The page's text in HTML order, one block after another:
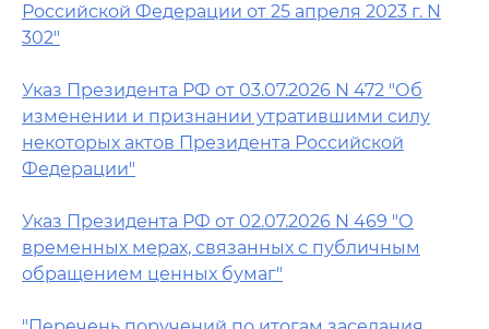
Российской Федерации от 25 апреля 2023 г. N
302"
Указ Президента РФ от 03.07.2026 N 472 "Об
изменении и признании утратившими силу
некоторых актов Президента Российской
Федерации"
Указ Президента РФ от 02.07.2026 N 469 "О
временных мерах, связанных с публичным
обращением ценных бумаг"